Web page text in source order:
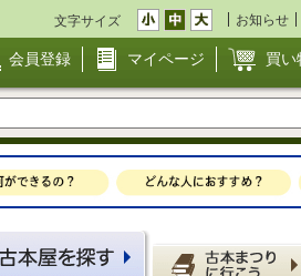
文字サイズ お知らせ
会員登録 マイページ 買い